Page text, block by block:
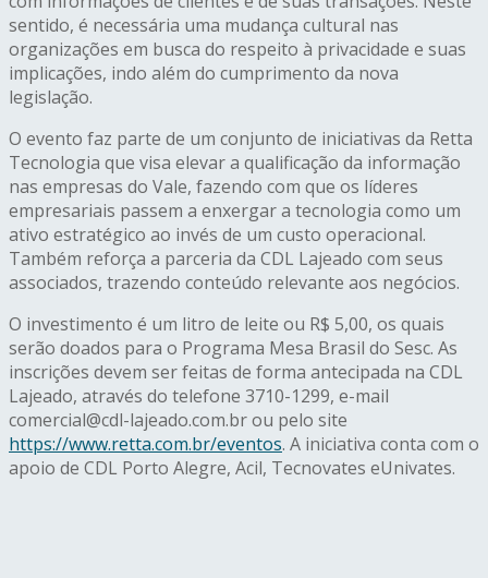
sentido, é necessária uma mudança cultural nas
organizações em busca do respeito à privacidade e suas
implicações, indo além do cumprimento da nova
legislação.
O evento faz parte de um conjunto de iniciativas da Retta
Tecnologia que visa elevar a qualificação da informação
nas empresas do Vale, fazendo com que os líderes
empresariais passem a enxergar a tecnologia como um
ativo estratégico ao invés de um custo operacional.
Também reforça a parceria da CDL Lajeado com seus
associados, trazendo conteúdo relevante aos negócios.
O investimento é um litro de leite ou R$ 5,00, os quais
serão doados para o Programa Mesa Brasil do Sesc. As
inscrições devem ser feitas de forma antecipada na CDL
Lajeado, através do telefone 3710-1299, e-mail
comercial@cdl-lajeado.com.br ou pelo site
https://www.retta.com.br/eventos. A iniciativa conta com o
apoio de CDL Porto Alegre, Acil, Tecnovates eUnivates.